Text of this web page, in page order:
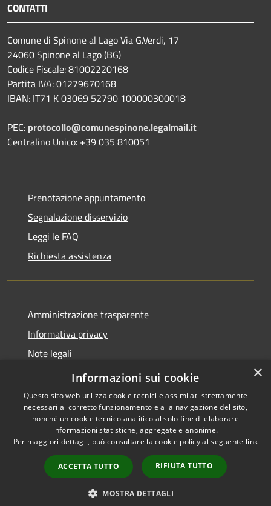
CONTATTI
Comune di Spinone al Lago Via G.Verdi, 17
24060 Spinone al Lago (BG)
Codice Fiscale: 81002220168
Partita IVA: 01279670168
IBAN: IT71 K 03069 52790 100000300018
PEC: protocollo@comunespinone.legalmail.it
Centralino Unico: +39 035 810051
Prenotazione appuntamento
Segnalazione disservizio
Leggi le FAQ
Richiesta assistenza
Amministrazione trasparente
Informativa privacy
Note legali
Dichiarazione di accessibilità
Accessibilità
Copyright © 2026 • Comune di
Spinone al Lago • Powered by
Municipium•
Accesso
redazione
×
Informazioni sui cookie
Questo sito web utilizza cookie tecnici e assimilati strettamente
necessari al corretto funzionamento e alla navigazione del sito,
nonché un cookie tecnico analitico al solo fine di elaborare
informazioni statistiche, aggregate e anonime.
Per maggiori dettagli, può consultare la cookie policy al seguente link
ACCETTA TUTTO RIFIUTA TUTTO
MOSTRA DETTAGLI